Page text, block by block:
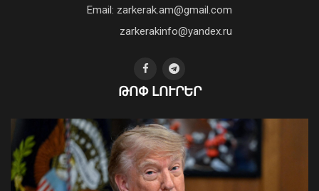
Երեք նախարարություն
կանվանափոխվի․ Կառավարությունը
նախագիծ է ներկայացրել
06 Օգոստոս, 2026 10:41
բանականության գործարան
Email: zarkerak.am@gmail.com
zarkerakinfo@yandex.ru
ԹՈՓ ԼՈՒՐԵՐ